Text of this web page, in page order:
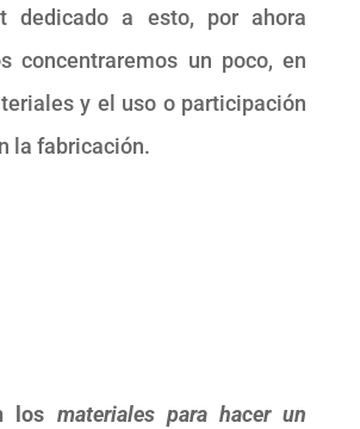
dedicado a esto, por ahora
concentraremos un poco, en
y el uso o participación
la fabricación.
los materiales para hacer un